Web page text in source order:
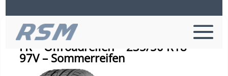
Continental CROSSCONTACT UHP
FR – Offroadreifen – 235/50 R18
97V – Sommerreifen